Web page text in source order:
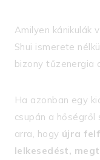
Amilyen kánikulák
Shui ismerete
bizony tűzenergia
Ha azonban egy
csupán a
arra, hogy újra
lelkesedést,